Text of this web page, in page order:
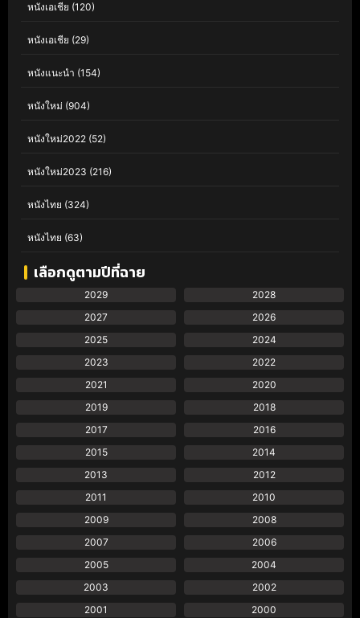
หนังเอเชีย (120)
หนังเอเชีย (29)
หนังแนะนำ (154)
หนังใหม่ (904)
หนังใหม่2022 (52)
หนังใหม่2023 (216)
หนังไทย (324)
หนังไทย (63)
เลือกดูตามปีที่ฉาย
2029
2028
2027
2026
2025
2024
2023
2022
2021
2020
2019
2018
2017
2016
2015
2014
2013
2012
2011
2010
2009
2008
2007
2006
2005
2004
2003
2002
2001
2000